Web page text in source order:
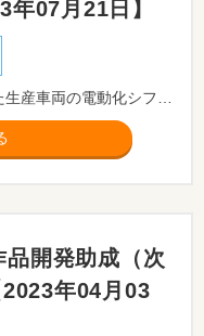
年07月21日】
開発助成（次
年04月03